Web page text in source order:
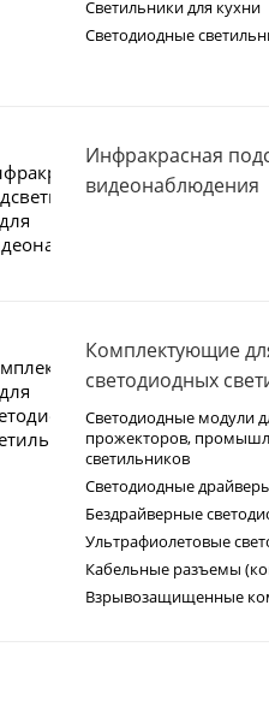
Светильники для кухни
Светодиодные
Инфракрасная
видеонаблюдения
Комплектующие
светодиодных
Светодиодные модули
прожекторов,
светильников
Светодиодные
Бездрайверные
Ультрафиолетовые
Кабельные разъемы
Взрывозащищенные